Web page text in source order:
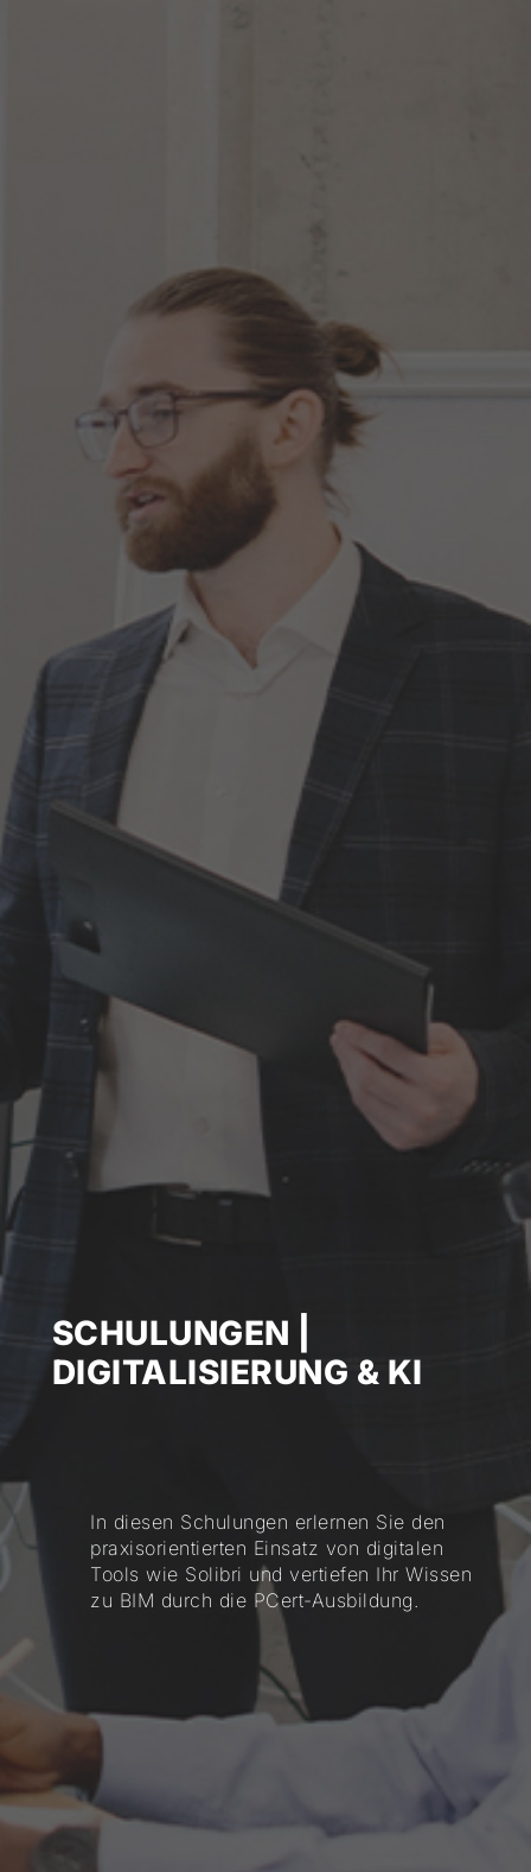
SCHULUNGEN |
DIGITALISIERUNG & KI
In diesen Schulungen erlernen Sie den
praxisorientierten Einsatz von digitalen
Tools wie Solibri und vertiefen Ihr Wissen
zu BIM durch die PCert-Ausbildung.